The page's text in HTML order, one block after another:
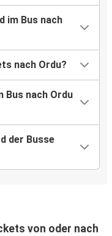
im Bus nach
nach Ordu?
Bus nach Ordu
der Busse
von oder nach